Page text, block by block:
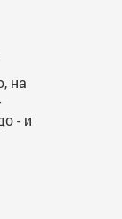
на
- и